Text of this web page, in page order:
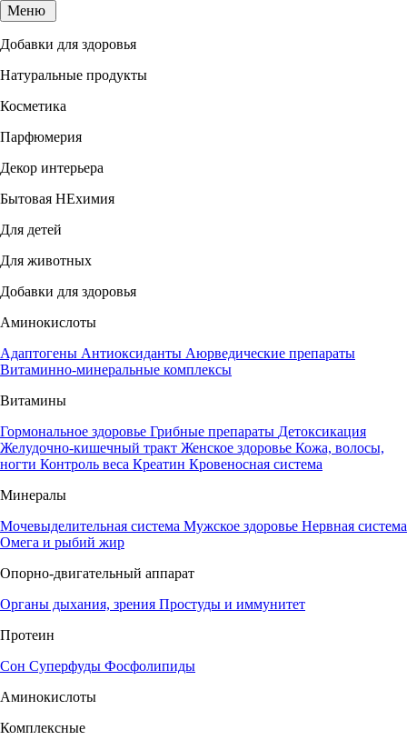
Меню
Добавки для здоровья
Натуральные продукты
Косметика
Парфюмерия
Декор интерьера
Бытовая НЕхимия
Для детей
Для животных
Добавки для здоровья
Аминокислоты
Адаптогены Антиоксиданты Аюрведические препараты
Витаминно-минеральные комплексы
Витамины
Гормональное здоровье Грибные препараты Детоксикация
Желудочно-кишечный тракт Женское здоровье Кожа, волосы,
ногти Контроль веса Креатин Кровеносная система
Минералы
Мочевыделительная система Мужское здоровье Нервная система
Омега и рыбий жир
Опорно-двигательный аппарат
Органы дыхания, зрения Простуды и иммунитет
Протеин
Сон Суперфуды Фосфолипиды
Аминокислоты
Комплексные